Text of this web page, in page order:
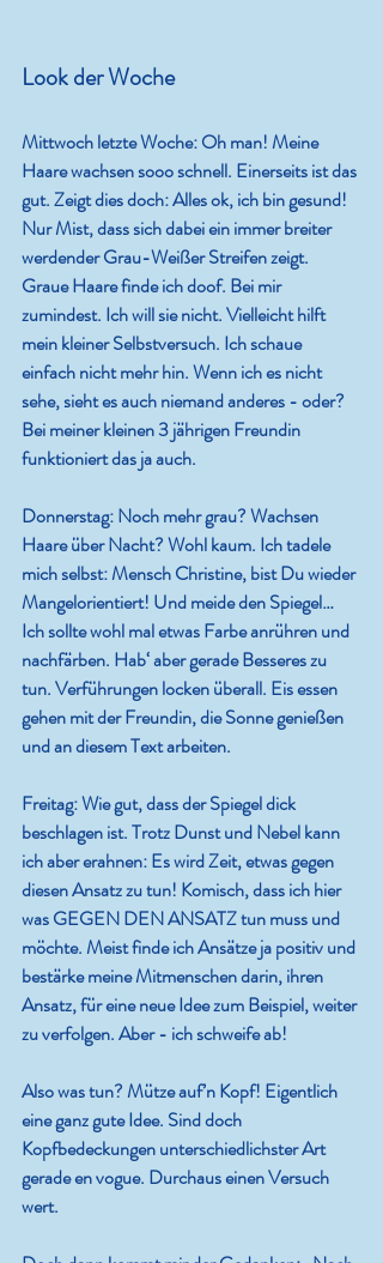
Look der Woche
Mittwoch letzte Woche: Oh man! Meine
Haare wachsen sooo schnell. Einerseits ist das
gut. Zeigt dies doch: Alles ok, ich bin gesund!
Nur Mist, dass sich dabei ein immer breiter
werdender Grau-Weißer Streifen zeigt.
Graue Haare finde ich doof. Bei mir
zumindest. Ich will sie nicht. Vielleicht hilft
mein kleiner Selbstversuch. Ich schaue
einfach nicht mehr hin. Wenn ich es nicht
sehe, sieht es auch niemand anderes - oder?
Bei meiner kleinen 3 jährigen Freundin
funktioniert das ja auch.
Donnerstag: Noch mehr grau? Wachsen
Haare über Nacht? Wohl kaum. Ich tadele
mich selbst: Mensch Christine, bist Du wieder
Mangelorientiert! Und meide den Spiegel…
Ich sollte wohl mal etwas Farbe anrühren und
nachfärben. Hab‘ aber gerade Besseres zu
tun. Verführungen locken überall. Eis essen
gehen mit der Freundin, die Sonne genießen
und an diesem Text arbeiten.
Freitag: Wie gut, dass der Spiegel dick
beschlagen ist. Trotz Dunst und Nebel kann
ich aber erahnen: Es wird Zeit, etwas gegen
diesen Ansatz zu tun! Komisch, dass ich hier
was GEGEN DEN ANSATZ tun muss und
möchte. Meist finde ich Ansätze ja positiv und
bestärke meine Mitmenschen darin, ihren
Ansatz, für eine neue Idee zum Beispiel, weiter
zu verfolgen. Aber - ich schweife ab!
Also was tun? Mütze auf’n Kopf! Eigentlich
eine ganz gute Idee. Sind doch
Kopfbedeckungen unterschiedlichster Art
gerade en vogue. Durchaus einen Versuch
wert.